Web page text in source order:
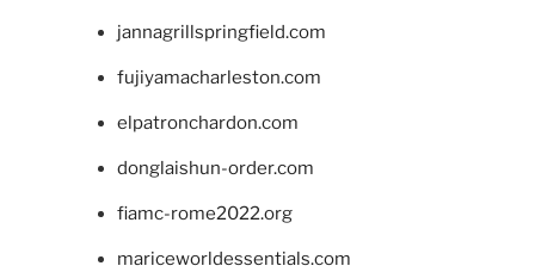
jannagrillspringfield.com
fujiyamacharleston.com
elpatronchardon.com
donglaishun-order.com
fiamc-rome2022.org
mariceworldessentials.com